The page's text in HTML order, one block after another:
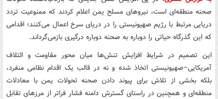
صحنه منطقه‌ای است، نیروهای مسلح یمن اعلام کردند که ممنوعیت تردد
دریایی مرتبط با رژیم صهیونیستی را در دریای سرخ اعمال می‌کنند؛ اقدامی
که این گذرگاه حیاتی را دوباره به صحنه دوباره درگیری بازمی‌گرداند.
این تصمیم در شرایط افزایش تنش‌ها میان محور مقاومت و ائتلاف
آمریکایی–صهیونیستی اتخاذ شده و نه در قالب یک اقدام نظامی منفرد،
بلکه بخشی از تلاش برای پیوند دادن صحنه تحولات یمن با معادلات
منطقه‌ای و همچنین در راستای گسترش دامنه فشار فراتر از مرزهای تقابل